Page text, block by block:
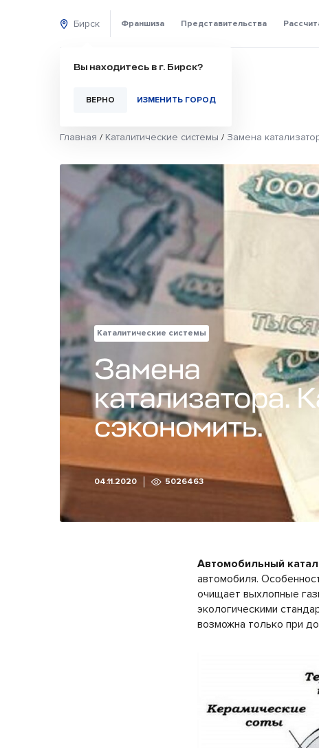
Бирск
Вы находитесь в г. Бирск?
ВЕРНО ИЗМЕНИТЬ ГОРОД
Франшиза Представительства
Главная / Каталитические системы / Замена
Каталитические системы
Замена
катализатора.
сэкономить.
04.11.2020 5026463
Автомобильный
автомобиля.
очищает выхлопные
экологическими
возможна только при